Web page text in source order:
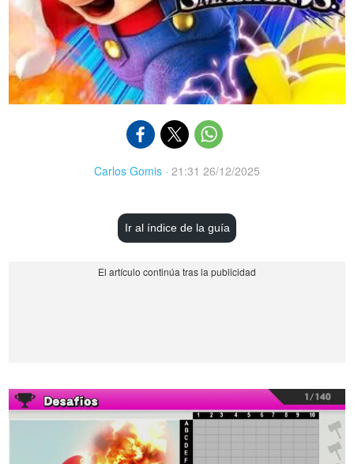
Carlos Gomis · 21:31 26/12/2025
Ir al índice de la guía